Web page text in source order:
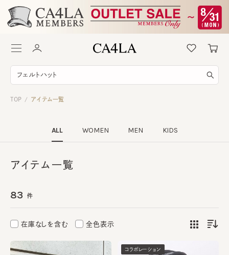
TOP / アイテム一覧
ALL WOMEN MEN KIDS
アイテム一覧
83 件
在庫なしを含む 全色表示
コラボレーション